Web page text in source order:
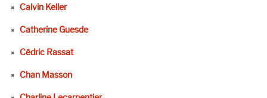
Calvin Keller
Catherine Guesde
Cédric Rassat
Chan Masson